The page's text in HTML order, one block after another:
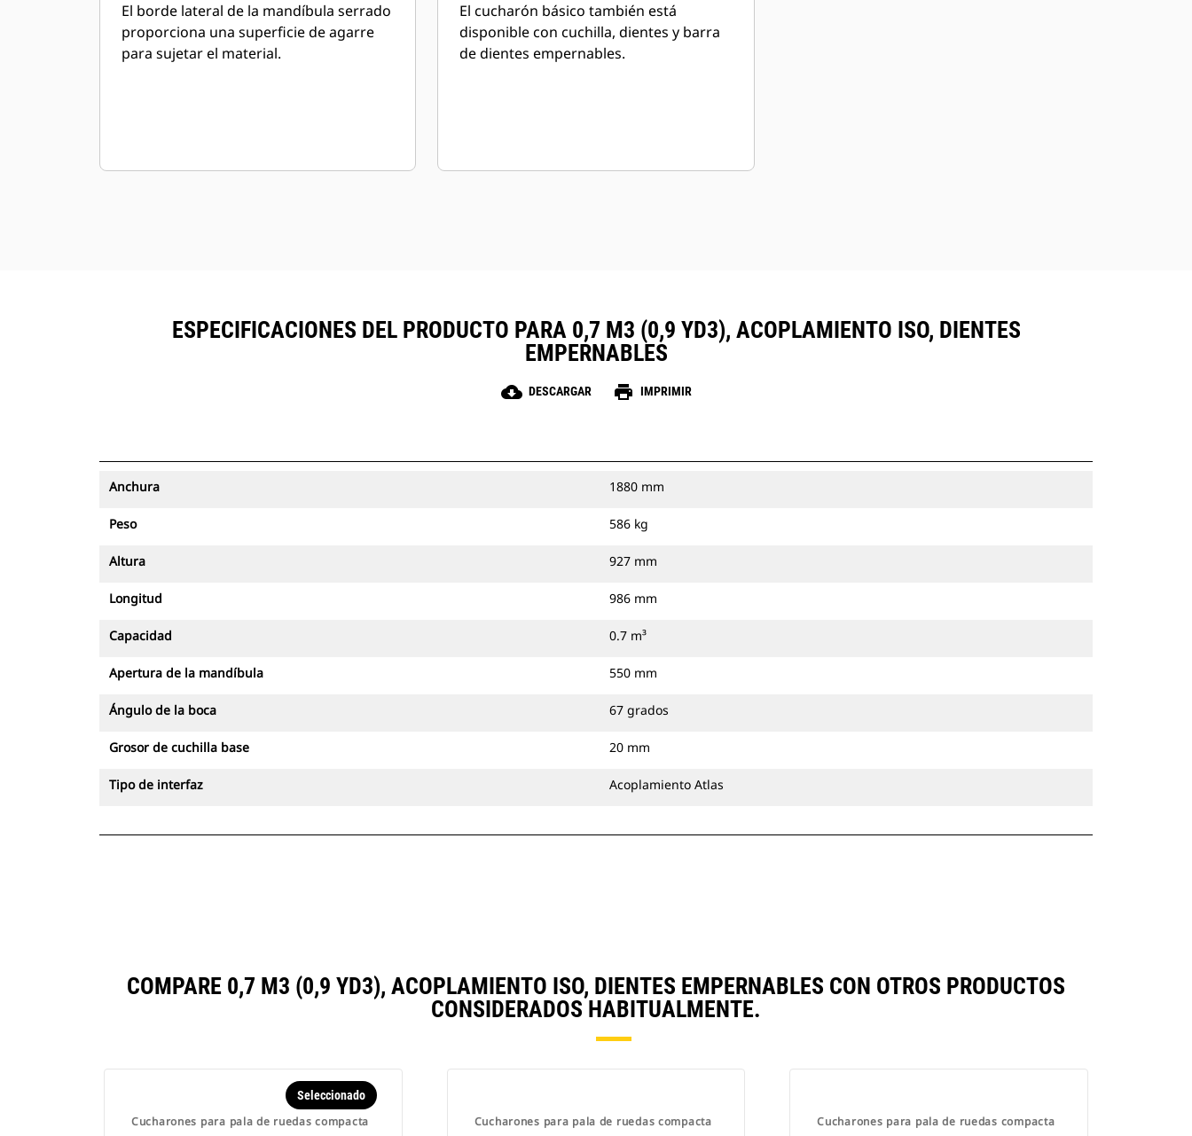
El borde lateral de la mandíbula serrado
proporciona una superficie de agarre
para sujetar el material.
El cucharón básico también está
disponible con cuchilla, dientes y barra
de dientes empernables.
ESPECIFICACIONES DEL PRODUCTO PARA 0,7 M3 (0,9 YD3), ACOPLAMIENTO ISO, DIENTES
EMPERNABLES
cloud_download DESCARGAR print IMPRIMIR
Anchura 1880 mm
Peso 586 kg
Altura 927 mm
Longitud 986 mm
Capacidad 0.7 m³
Apertura de la mandíbula 550 mm
Ángulo de la boca 67 grados
Grosor de cuchilla base 20 mm
Tipo de interfaz Acoplamiento Atlas
COMPARE 0,7 M3 (0,9 YD3), ACOPLAMIENTO ISO, DIENTES EMPERNABLES CON OTROS PRODUCTOS
CONSIDERADOS HABITUALMENTE.
Cucharones para pala de ruedas compacta
Seleccionado
Cucharones para pala de ruedas compacta Cucharones para pala de ruedas compacta